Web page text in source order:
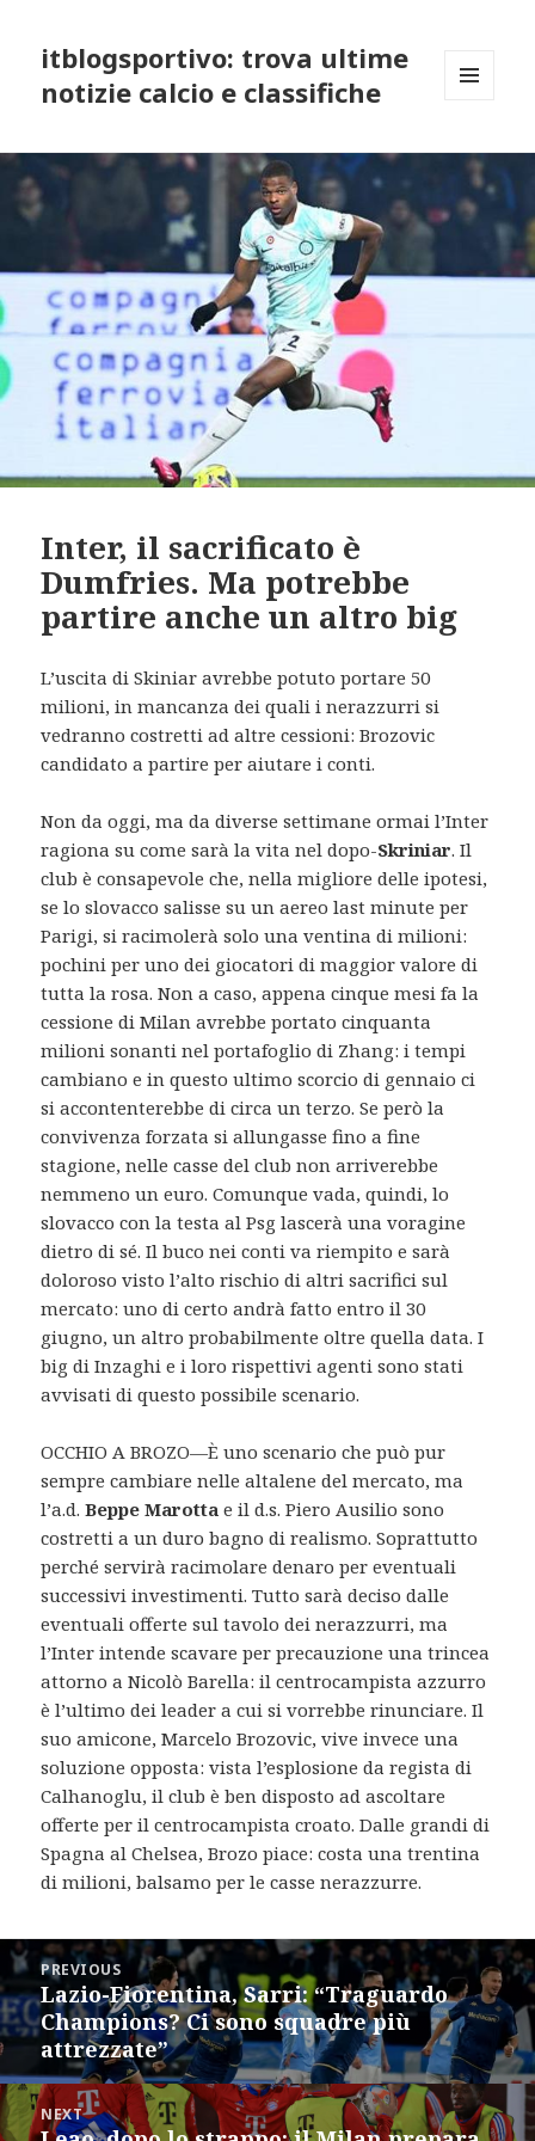
itblogsportivo: trova ultime
notizie calcio e classifiche
WIDGETS
Inter, il sacrificato è
Dumfries. Ma potrebbe
partire anche un altro big
L’uscita di Skiniar avrebbe potuto portare 50
milioni, in mancanza dei quali i nerazzurri si
vedranno costretti ad altre cessioni: Brozovic
candidato a partire per aiutare i conti.
Non da oggi, ma da diverse settimane ormai l’Inter
ragiona su come sarà la vita nel dopo-Skriniar. Il
club è consapevole che, nella migliore delle ipotesi,
se lo slovacco salisse su un aereo last minute per
Parigi, si racimolerà solo una ventina di milioni:
pochini per uno dei giocatori di maggior valore di
tutta la rosa. Non a caso, appena cinque mesi fa la
cessione di Milan avrebbe portato cinquanta
milioni sonanti nel portafoglio di Zhang: i tempi
cambiano e in questo ultimo scorcio di gennaio ci
si accontenterebbe di circa un terzo. Se però la
convivenza forzata si allungasse fino a fine
stagione, nelle casse del club non arriverebbe
nemmeno un euro. Comunque vada, quindi, lo
slovacco con la testa al Psg lascerà una voragine
dietro di sé. Il buco nei conti va riempito e sarà
doloroso visto l’alto rischio di altri sacrifici sul
mercato: uno di certo andrà fatto entro il 30
giugno, un altro probabilmente oltre quella data. I
big di Inzaghi e i loro rispettivi agenti sono stati
avvisati di questo possibile scenario.
OCCHIO A BROZO—È uno scenario che può pur
sempre cambiare nelle altalene del mercato, ma
l’a.d.Beppe Marotta e il d.s. Piero Ausilio sono
costretti a un duro bagno di realismo. Soprattutto
perché servirà racimolare denaro per eventuali
successivi investimenti. Tutto sarà deciso dalle
eventuali offerte sul tavolo dei nerazzurri, ma
l’Inter intende scavare per precauzione una trincea
attorno a Nicolò Barella: il centrocampista azzurro
è l’ultimo dei leader a cui si vorrebbe rinunciare. Il
suo amicone, Marcelo Brozovic, vive invece una
soluzione opposta: vista l’esplosione da regista di
Calhanoglu, il club è ben disposto ad ascoltare
offerte per il centrocampista croato. Dalle grandi di
Spagna al Chelsea, Brozo piace: costa una trentina
di milioni, balsamo per le casse nerazzurre.
Post
navigation
PREVIOUS
Previous
post:
Lazio-Fiorentina, Sarri: “Traguardo
Champions? Ci sono squadre più
attrezzate”
NEXT